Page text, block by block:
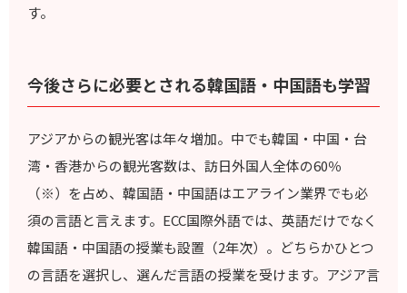
す。
今後さらに必要とされる韓国語・中国語も学習
アジアからの観光客は年々増加。中でも韓国・中国・台
湾・香港からの観光客数は、訪日外国人全体の60％
（※）を占め、韓国語・中国語はエアライン業界でも必
須の言語と言えます。ECC国際外語では、英語だけでなく
韓国語・中国語の授業も設置（2年次）。どちらかひとつ
の言語を選択し、選んだ言語の授業を受けます。アジア言